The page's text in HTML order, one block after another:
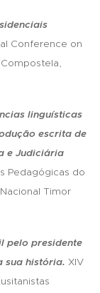
Conference on
linguísticas
escrita de
e Judiciária
Pedagógicas do
Timor
pelo presidente
sua história. XIV